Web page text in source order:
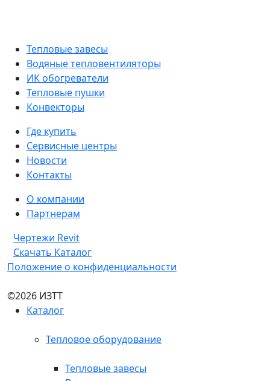
Тепловые завесы
Водяные тепловентиляторы
ИК обогреватели
Тепловые пушки
Конвекторы
Где купить
Сервисные центры
Новости
Контакты
О компании
Партнерам
Чертежи Revit
Скачать Каталог
Положение о конфиденциальности
©2026 ИЗТТ
Каталог
Тепловое оборудование
Тепловые завесы